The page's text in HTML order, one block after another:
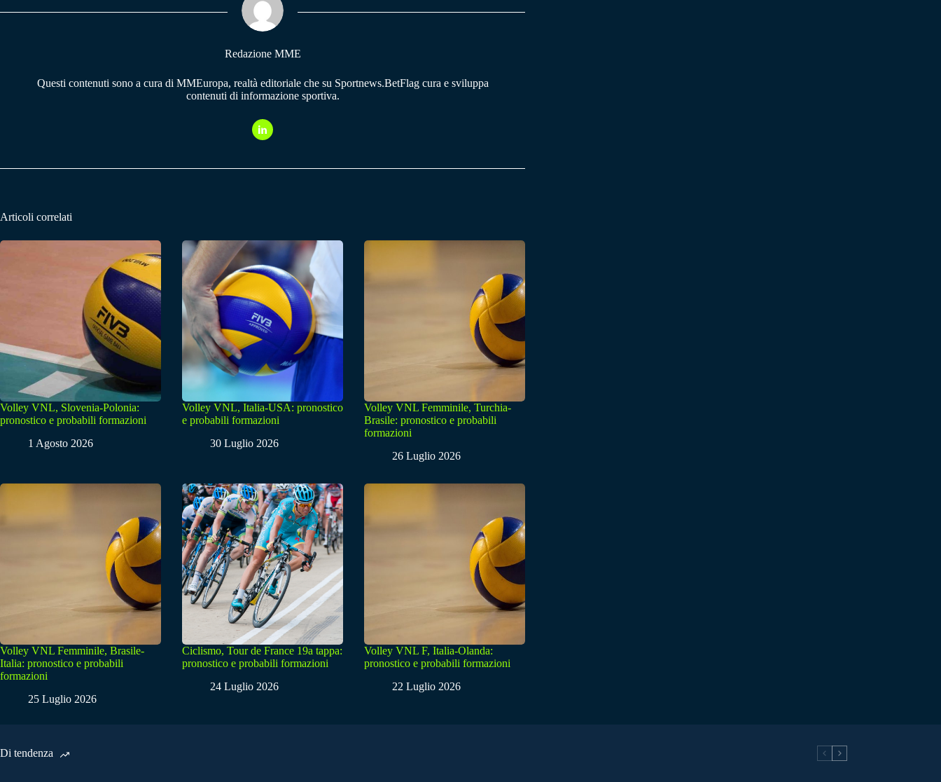
pp m
Redazione MME
Questi contenuti sono a cura di MMEuropa, realtà editoriale che su Sportnews.BetFlag cura e sviluppa
contenuti di informazione sportiva.
Articoli correlati
Volley VNL, Slovenia-Polonia:
pronostico e probabili formazioni
1 Agosto 2026
Volley VNL, Italia-USA: pronostico
e probabili formazioni
30 Luglio 2026
Volley VNL Femminile, Turchia-
Brasile: pronostico e probabili
formazioni
26 Luglio 2026
Volley VNL Femminile, Brasile-
Italia: pronostico e probabili
formazioni
25 Luglio 2026
Ciclismo, Tour de France 19a tappa:
pronostico e probabili formazioni
24 Luglio 2026
Volley VNL F, Italia-Olanda:
pronostico e probabili formazioni
22 Luglio 2026
Di tendenza